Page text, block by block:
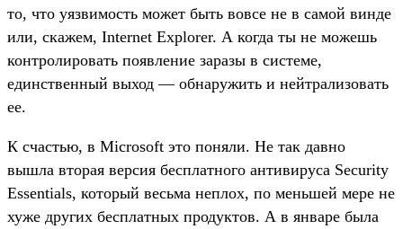
то, что уязвимость может быть вовсе не в самой винде
или, скажем, Internet Explorer. А когда ты не можешь
контролировать появление заразы в системе,
единственный выход — обнаружить и нейтрализовать
ее.
К счастью, в Microsoft это поняли. Не так давно
вышла вторая версия бесплатного антивируса Security
Essentials, который весьма неплох, по меньшей мере не
хуже других бесплатных продуктов. А в январе была